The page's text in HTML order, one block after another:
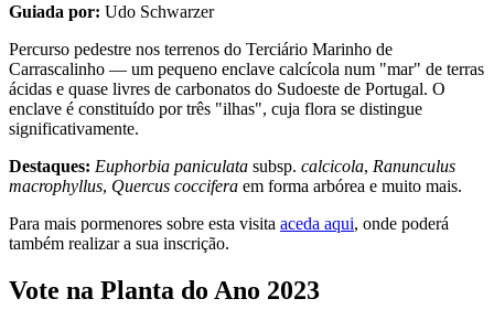
Guiada por: Udo Schwarzer
Percurso pedestre nos terrenos do Terciário Marinho de
Carrascalinho — um pequeno enclave calcícola num "mar" de terras
ácidas e quase livres de carbonatos do Sudoeste de Portugal. O
enclave é constituído por três "ilhas", cuja flora se distingue
significativamente.
Destaques: Euphorbia paniculata subsp. calcicola, Ranunculus
macrophyllus, Quercus coccifera em forma arbórea e muito mais.
Para mais pormenores sobre esta visita aceda aqui, onde poderá
também realizar a sua inscrição.
Vote na Planta do Ano 2023